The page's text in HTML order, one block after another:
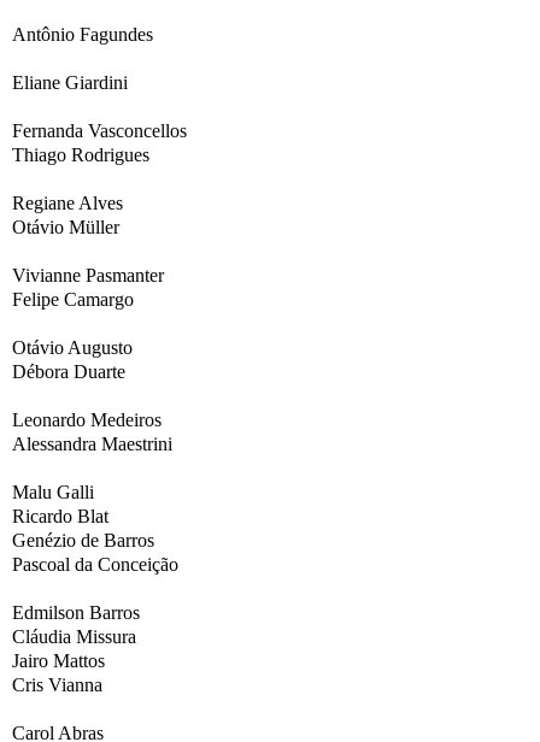
Antônio Fagundes
Eliane Giardini
Fernanda Vasconcellos
Thiago Rodrigues
Regiane Alves
Otávio Müller
Vivianne Pasmanter
Felipe Camargo
Otávio Augusto
Débora Duarte
Leonardo Medeiros
Alessandra Maestrini
Malu Galli
Ricardo Blat
Genézio de Barros
Pascoal da Conceição
Edmilson Barros
Cláudia Missura
Jairo Mattos
Cris Vianna
Carol Abras